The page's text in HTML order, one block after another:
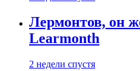
Лермонтов, он
Learmonth
2 недели спустя